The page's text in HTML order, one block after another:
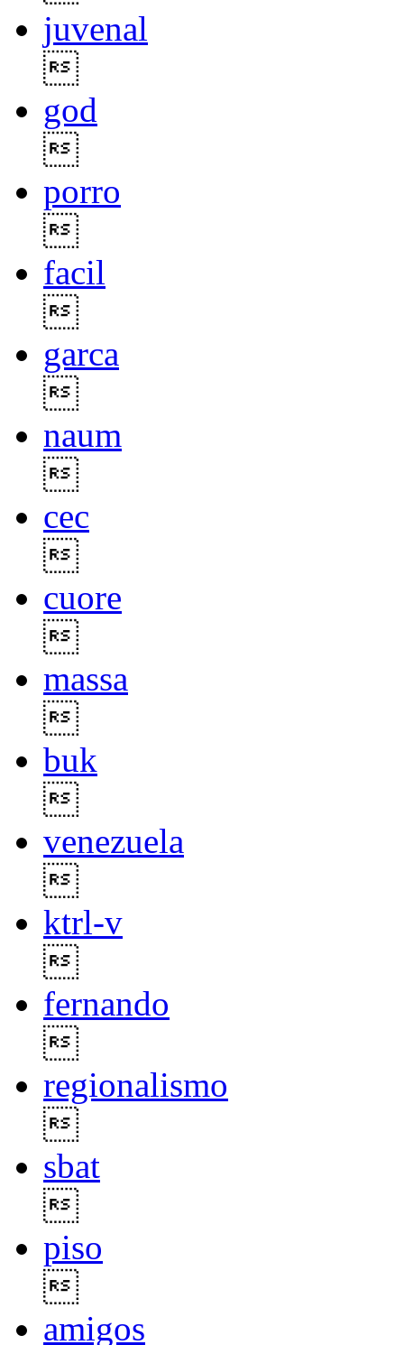
juvenal
god
porro
facil
garca
naum
cec
cuore
massa
buk
venezuela
ktrl-v
fernando
regionalismo
sbat
piso
amigos